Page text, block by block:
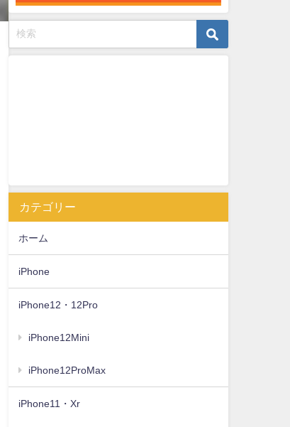
カテゴリー
ホーム
iPhone
iPhone12・12Pro
iPhone12Mini
iPhone12ProMax
iPhone11・Xr